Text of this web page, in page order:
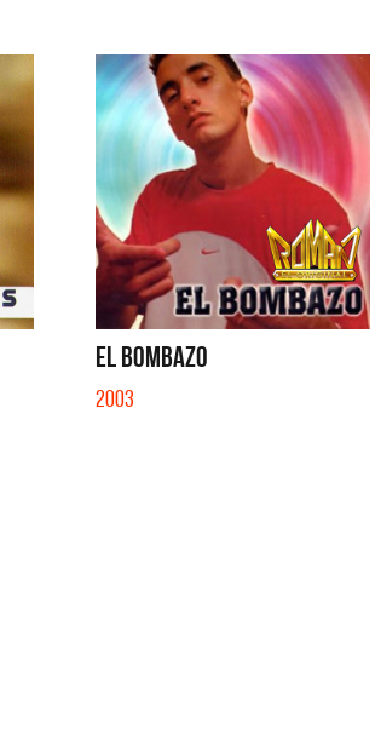
EL BOMBAZO
2003
La Muela y Sus Amigos
QUE NO SE MUELA LA MUELA - SINGLE